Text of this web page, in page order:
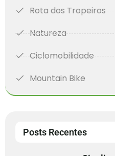
Rota dos Tropeiros
Natureza
Ciclomobilidade
Mountain Bike
Posts Recentes